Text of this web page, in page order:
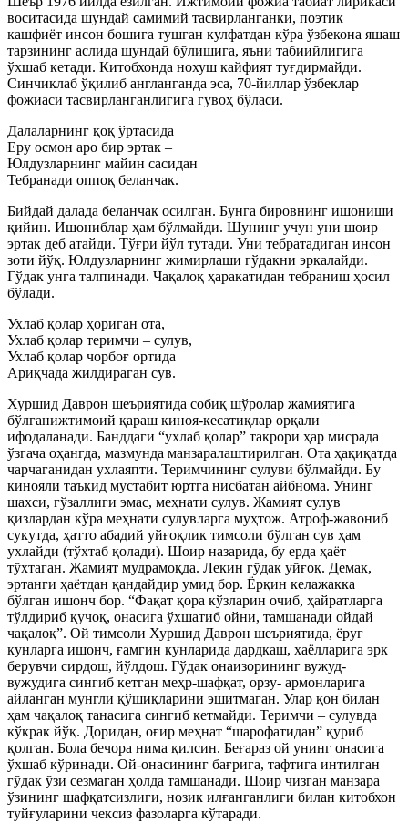
воситасида шундай самимий тасвирланганки, поэтик
кашфиёт инсон бошига тушган кулфатдан кўра ўзбекона яшаш
тарзининг аслида шундай бўлишига, яъни табиийлигига
ўхшаб кетади. Китобхонда нохуш кайфият туғдирмайди.
Синчиклаб ўқилиб англанганда эса, 70-йиллар ўзбеклар
фожиаси тасвирланганлигига гувоҳ бўласи.
Далаларнинг қоқ ўртасида
Еру осмон аро бир эртак –
Юлдузларнинг майин сасидан
Тебранади оппоқ беланчак.
Бийдай далада беланчак осилган. Бунга бировнинг ишониши
қийин. Ишониблар ҳам бўлмайди. Шунинг учун уни шоир
эртак деб атайди. Тўғри йўл тутади. Уни тебратадиган инсон
зоти йўқ. Юлдузларнинг жимирлаши гўдакни эркалайди.
Гўдак унга талпинади. Чақалоқ ҳаракатидан тебраниш ҳосил
бўлади.
Ухлаб қолар ҳориган ота,
Ухлаб қолар теримчи – сулув,
Ухлаб қолар чорбоғ ортида
Ариқчада жилдираган сув.
Хуршид Даврон шеъриятида собиқ шўролар жамиятига
бўлганижтимоий қараш киноя-кесатиқлар орқали
ифодаланади. Банддаги “ухлаб қолар” такрори ҳар мисрада
ўзгача оҳангда, мазмунда манзаралаштирилган. Ота ҳақиқатда
чарчаганидан ухлаяпти. Теримчининг сулуви бўлмайди. Бу
кинояли таъкид мустабит юртга нисбатан айбнома. Унинг
шахси, гўзаллиги эмас, меҳнати сулув. Жамият сулув
қизлардан кўра меҳнати сулувларга муҳтож. Атроф-жавониб
сукутда, ҳатто абадий уйғоқлик тимсоли бўлган сув ҳам
ухлайди (тўхтаб қолади). Шоир назарида, бу ерда ҳаёт
тўхтаган. Жамият мудрамоқда. Лекин гўдак уйғоқ. Демак,
эртанги ҳаётдан қандайдир умид бор. Ёрқин келажакка
бўлган ишонч бор. “Фақат қора кўзларин очиб, ҳайратларга
тўлдириб қучоқ, онасига ўхшатиб ойни, тамшанади ойдай
чақалоқ”. Ой тимсоли Хуршид Даврон шеъриятида, ёруғ
кунларга ишонч, ғамгин кунларида дардкаш, хаёлларига эрк
берувчи сирдош, йўлдош. Гўдак онаизорининг вужуд-
вужудига сингиб кетган меҳр-шафқат, орзу- армонларига
айланган мунгли қўшиқларини эшитмаган. Улар қон билан
ҳам чақалоқ танасига сингиб кетмайди. Теримчи – сулувда
кўкрак йўқ. Доридан, оғир меҳнат “шарофатидан” қуриб
қолган. Бола бечора нима қилсин. Беғараз ой унинг онасига
ўхшаб кўринади. Ой-онасининг бағрига, тафтига интилган
гўдак ўзи сезмаган ҳолда тамшанади. Шоир чизган манзара
ўзининг шафқатсизлиги, нозик илғанганлиги билан китобхон
туйғуларини чексиз фазоларга кўтаради.